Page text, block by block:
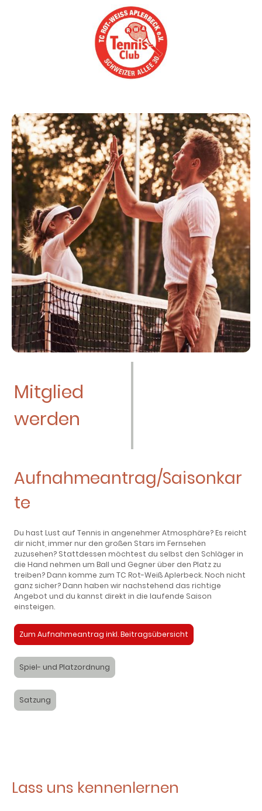
Mitglied
werden
Aufnahmeantrag/Saisonkar
te
Du hast Lust auf Tennis in angenehmer Atmosphäre? Es reicht
dir nicht, immer nur den großen Stars im Fernsehen
zuzusehen? Stattdessen möchtest du selbst den Schläger in
die Hand nehmen um Ball und Gegner über den Platz zu
treiben? Dann komme zum TC Rot-Weiß Aplerbeck. Noch nicht
ganz sicher? Dann haben wir nachstehend das richtige
Angebot und du kannst direkt in die laufende Saison
einsteigen.
Zum Aufnahmeantrag inkl. Beitragsübersicht
Spiel- und Platzordnung
Satzung
Lass uns kennenlernen